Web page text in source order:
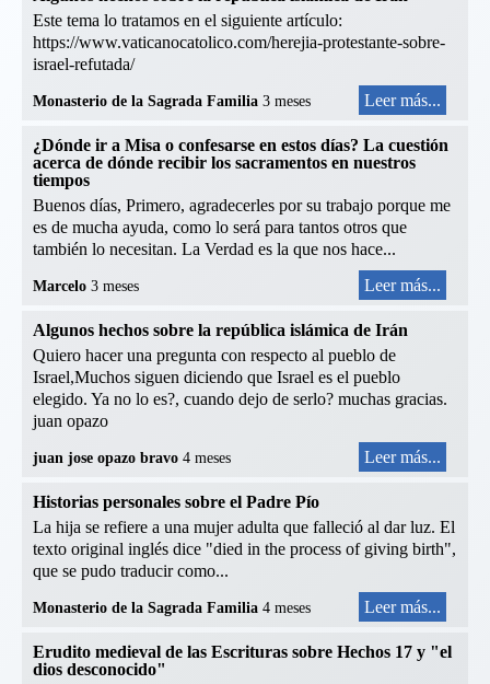
Este tema lo tratamos en el siguiente artículo:
https://www.vaticanocatolico.com/herejia-protestante-sobre-
israel-refutada/
Monasterio de la Sagrada Familia 3 meses Leer más...
¿Dónde ir a Misa o confesarse en estos días? La cuestión
acerca de dónde recibir los sacramentos en nuestros
tiempos
Buenos días, Primero, agradecerles por su trabajo porque me
es de mucha ayuda, como lo será para tantos otros que
también lo necesitan. La Verdad es la que nos hace...
Marcelo 3 meses Leer más...
Algunos hechos sobre la república islámica de Irán
Quiero hacer una pregunta con respecto al pueblo de
Israel,Muchos siguen diciendo que Israel es el pueblo
elegido. Ya no lo es?, cuando dejo de serlo? muchas gracias.
juan opazo
juan jose opazo bravo 4 meses Leer más...
Historias personales sobre el Padre Pío
La hija se refiere a una mujer adulta que falleció al dar luz. El
texto original inglés dice "died in the process of giving birth",
que se pudo traducir como...
Monasterio de la Sagrada Familia 4 meses Leer más...
Erudito medieval de las Escrituras sobre Hechos 17 y "el
dios desconocido"